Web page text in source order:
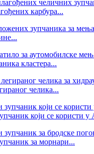
карбура...
кластера...
челика...
који се користи у
за морнари...